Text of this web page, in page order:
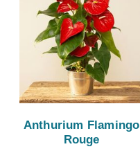
Anthurium Flamingo
Rouge